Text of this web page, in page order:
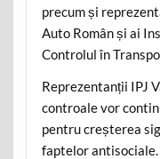
precum și
Auto Român și ai
Controlul în
Reprezentanții IPJ
controale vor
pentru creșterea
faptelor antisociale.